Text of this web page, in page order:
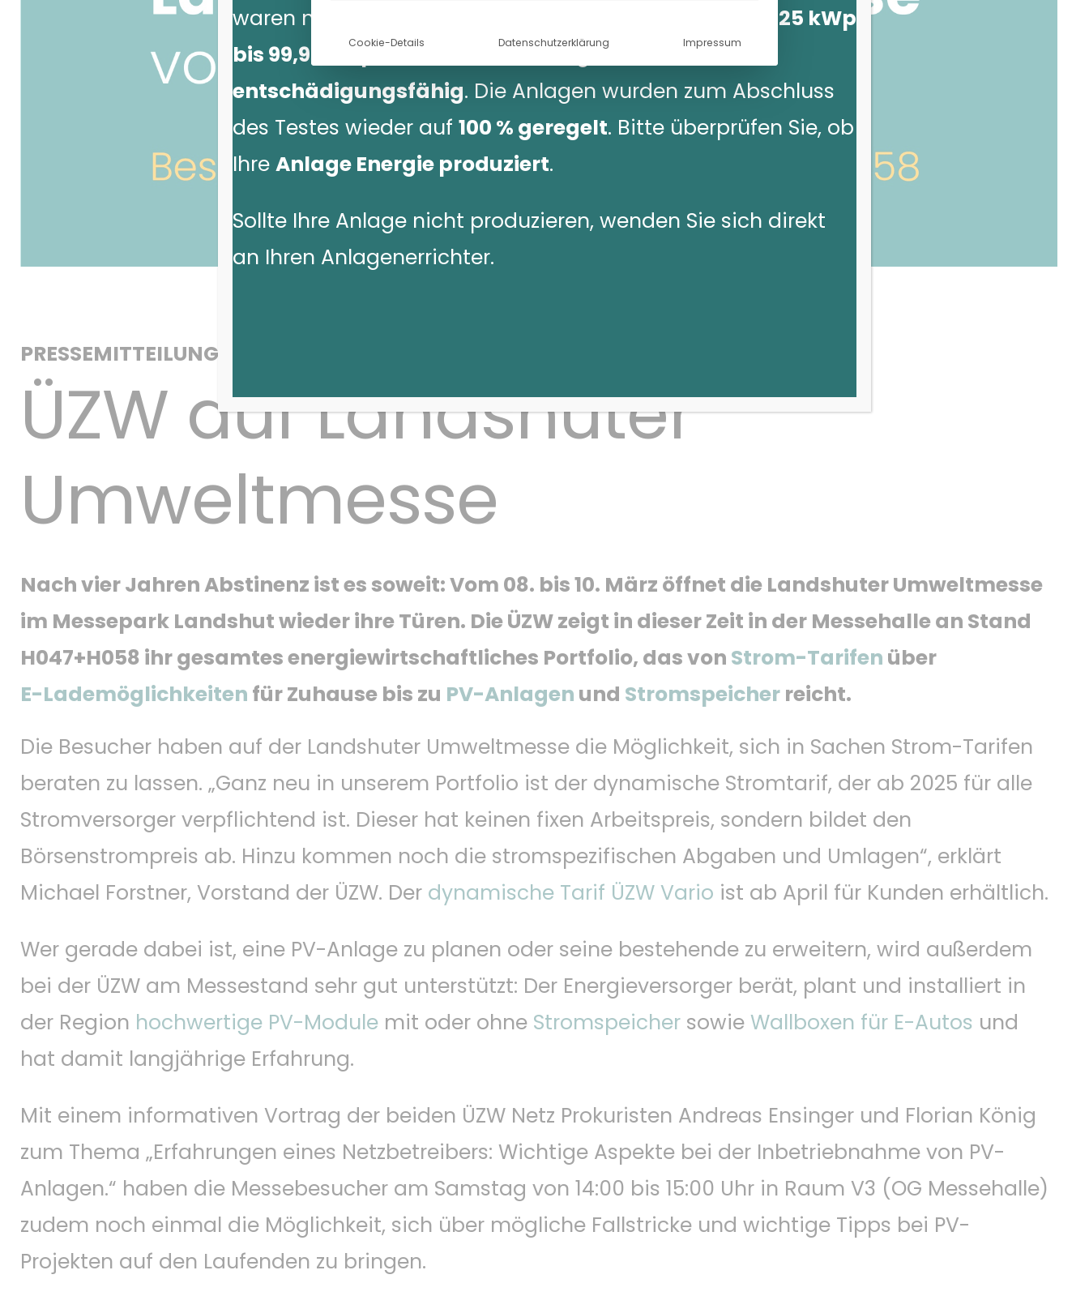
PRESSEMITTEILUNG
ÜZW auf Landshuter
Umweltmesse
Nach vier Jahren Abstinenz ist es soweit: Vom 08. bis 10. März öffnet die Landshuter Umweltmesse
im Messepark Landshut wieder ihre Türen. Die ÜZW zeigt in dieser Zeit in der Messehalle an Stand
H047+H058 ihr gesamtes energiewirtschaftliches Portfolio, das von Strom-Tarifen über
E-Lademöglichkeiten für Zuhause bis zu PV-Anlagen und Stromspeicherreicht.
Die Besucher haben auf der Landshuter Umweltmesse die Möglichkeit, sich in Sachen Strom-Tarifen
beraten zu lassen. „Ganz neu in unserem Portfolio ist der dynamische Stromtarif, der ab 2025 für alle
Stromversorger verpflichtend ist. Dieser hat keinen fixen Arbeitspreis, sondern bildet den
Börsenstrompreis ab. Hinzu kommen noch die stromspezifischen Abgaben und Umlagen“, erklärt
Michael Forstner, Vorstand der ÜZW. Der dynamische Tarif ÜZW Vario ist ab April für Kunden erhältlich.
Wer gerade dabei ist, eine PV-Anlage zu planen oder seine bestehende zu erweitern, wird außerdem
bei der ÜZW am Messestand sehr gut unterstützt: Der Energieversorger berät, plant und installiert in
der Region hochwertige PV-Modulemit oder ohne Stromspeichersowie Wallboxen für E-Autos und
hat damit langjährige Erfahrung.
Mit einem informativen Vortrag der beiden ÜZW Netz Prokuristen Andreas Ensinger und Florian König
zum Thema „Erfahrungen eines Netzbetreibers: Wichtige Aspekte bei der Inbetriebnahme von PV-
Anlagen.“ haben die Messebesucher am Samstag von 14:00 bis 15:00 Uhr in Raum V3 (OG Messehalle)
zudem noch einmal die Möglichkeit, sich über mögliche Fallstricke und wichtige Tipps bei PV-
Projekten auf den Laufenden zu bringen.
waren nur
Erzeugungsanlagen mit einer Größe über 25 kWp
bis 99,99 kWp. Diese Testschaltung ist
entschädigungsfähig. Die Anlagen wurden zum Abschluss
des Testes wieder auf 100 % geregelt. Bitte überprüfen Sie, ob
Ihre Anlage Energie produziert.
Sollte Ihre Anlage nicht produzieren, wenden Sie sich direkt
an Ihren Anlagenerrichter.
Cookie-Details Datenschutzerklärung Impressum